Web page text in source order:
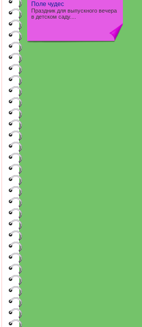
Поле чудес
Праздник для выпускного вечера
в детском саду....